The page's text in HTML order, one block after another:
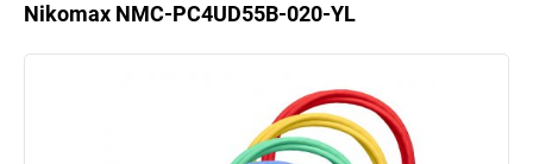
Nikomax NMC-PC4UD55B-020-YL